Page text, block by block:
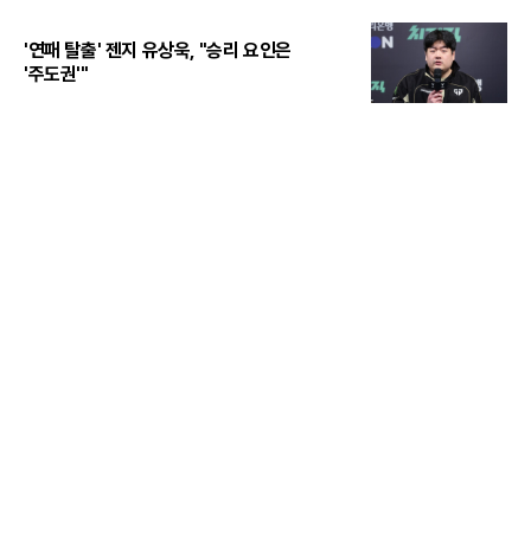
'연패 탈출' 젠지 유상욱, "승리 요인은
'주도권'"